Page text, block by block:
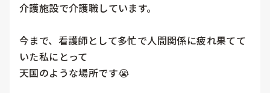
介護施設で介護職しています。
今まで、看護師として多忙で人間関係に疲れ果てて
いた私にとって
天国のような場所です😭